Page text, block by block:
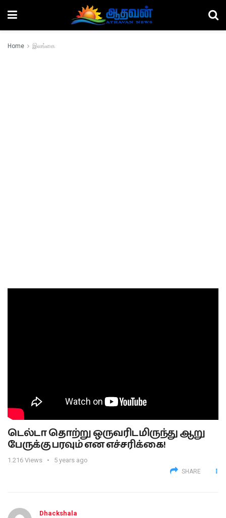
Home இலங்கை
டெல்டா தொற்று ஒருவரிடமிருந்து ஆறு
பேருக்கு பரவும் என எச்சரிக்கை!
1.216 Views 5 years ago
SHARE
Dhackshala